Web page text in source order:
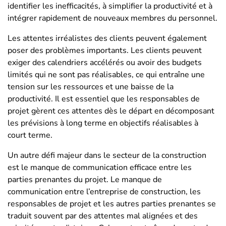
identifier les inefficacités, à simplifier la productivité et à
intégrer rapidement de nouveaux membres du personnel.
Les attentes irréalistes des clients peuvent également
poser des problèmes importants. Les clients peuvent
exiger des calendriers accélérés ou avoir des budgets
limités qui ne sont pas réalisables, ce qui entraîne une
tension sur les ressources et une baisse de la
productivité. Il est essentiel que les responsables de
projet gèrent ces attentes dès le départ en décomposant
les prévisions à long terme en objectifs réalisables à
court terme.
Un autre défi majeur dans le secteur de la construction
est le manque de communication efficace entre les
parties prenantes du projet. Le manque de
communication entre l’entreprise de construction, les
responsables de projet et les autres parties prenantes se
traduit souvent par des attentes mal alignées et des